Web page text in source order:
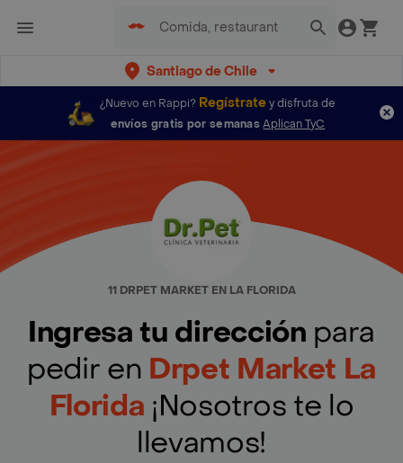
Santiago de Chile
¿Nuevo en Rappi? Regístratey disfruta de
envíos gratis por semanas Aplican TyC
11 DRPET MARKET EN LA FLORIDA
Ingresa tu dirección para
pedir en Drpet Market La
Florida ¡Nosotros te lo
llevamos!